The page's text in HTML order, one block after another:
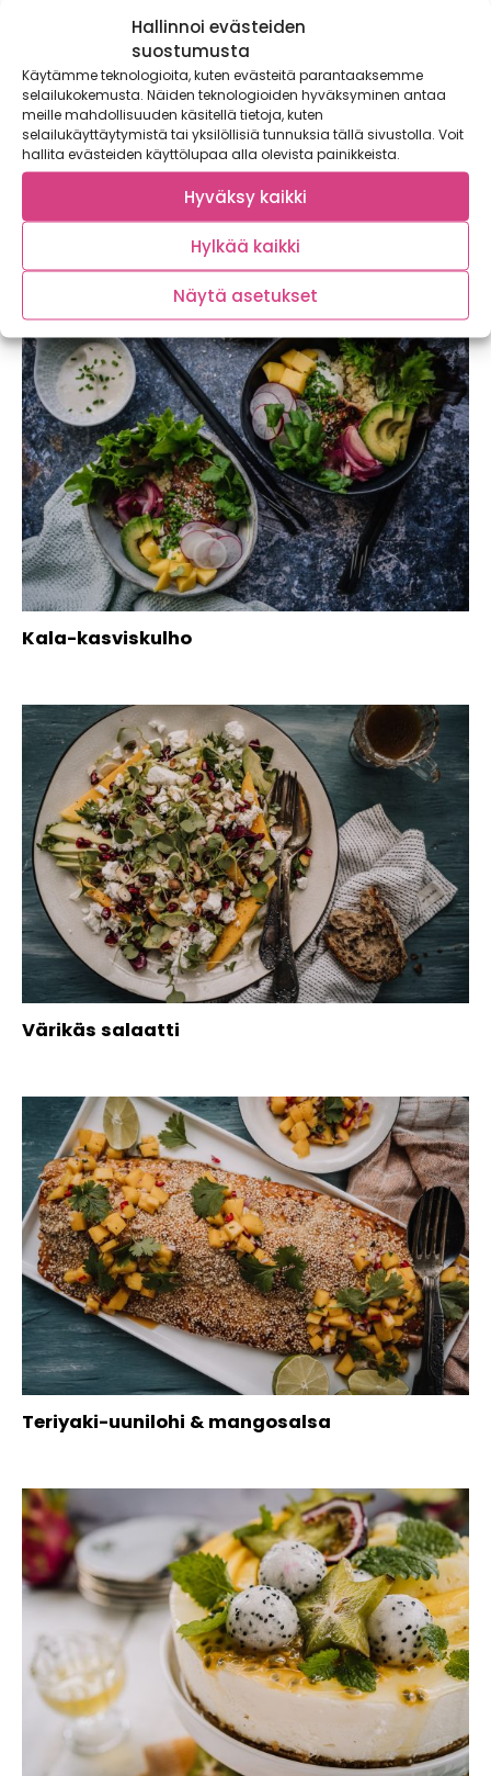
Hallinnoi evästeiden
suostumusta
Käytämme teknologioita, kuten evästeitä parantaaksemme
selailukokemusta. Näiden teknologioiden hyväksyminen antaa
meille mahdollisuuden käsitellä tietoja, kuten
selailukäyttäytymistä tai yksilöllisiä tunnuksia tällä sivustolla. Voit
hallita evästeiden käyttölupaa alla olevista painikkeista.
Hyväksy kaikki
Hylkää kaikki
Näytä asetukset
Nokkossmoothie omenapiirakkagranolan
Kala-kasviskulho
Värikäs salaatti
Teriyaki-uunilohi & mangosalsa